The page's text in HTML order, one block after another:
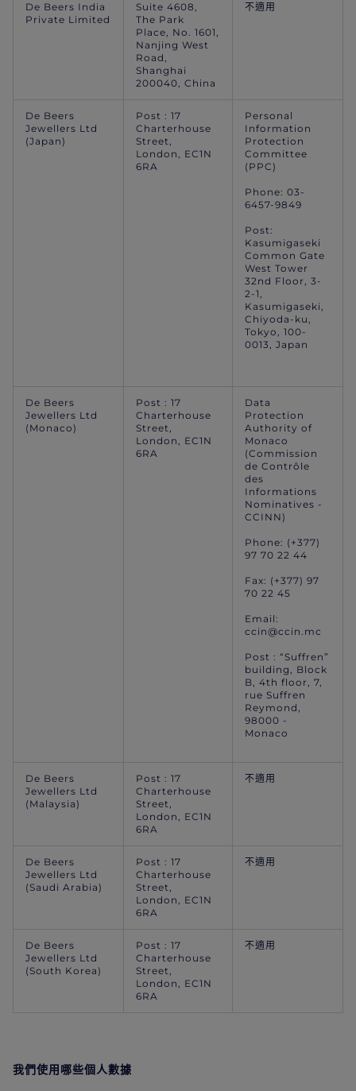
De Beers India
Private Limited
Suite 4608,
The Park
Place, No. 1601,
Nanjing West
Road,
Shanghai
200040, China
不適用
De Beers
Jewellers Ltd
(Japan)
Post : 17
Charterhouse
Street,
London, EC1N
6RA
Personal
Information
Protection
Committee
(PPC)
Phone: 03-
6457-9849
Post:
Kasumigaseki
Common Gate
West Tower
32nd Floor, 3-
2-1,
Kasumigaseki,
Chiyoda-ku,
Tokyo, 100-
0013, Japan
De Beers
Jewellers Ltd
(Monaco)
Post : 17
Charterhouse
Street,
London, EC1N
6RA
Data
Protection
Authority of
Monaco
(Commission
de Contrôle
des
Informations
Nominatives -
CCINN)
Phone: (+377)
97 70 22 44
Fax: (+377) 97
70 22 45
Email:
ccin@ccin.mc
Post : “Suffren”
building, Block
B, 4th floor, 7,
rue Suffren
Reymond,
98000 -
Monaco
De Beers
Jewellers Ltd
(Malaysia)
Post : 17
Charterhouse
Street,
London, EC1N
6RA
不適用
De Beers
Jewellers Ltd
(Saudi Arabia)
Post : 17
Charterhouse
Street,
London, EC1N
6RA
不適用
De Beers
Jewellers Ltd
(South Korea)
Post : 17
Charterhouse
Street,
London, EC1N
6RA
不適用
我們使用哪些個人數據